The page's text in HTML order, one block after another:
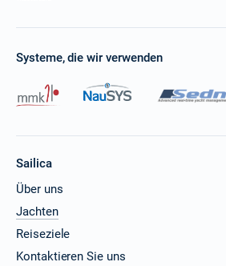
Systeme, die wir verwenden
Sailica
Über uns
Jachten
Reiseziele
Kontaktieren Sie uns